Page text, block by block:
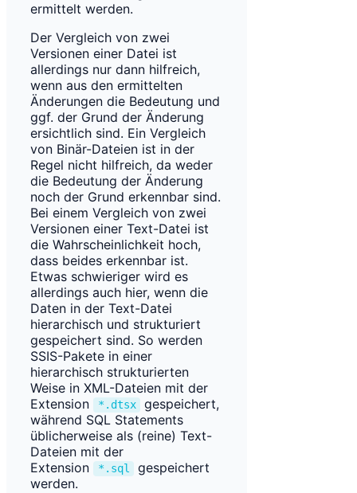
ermittelt werden.
Der Vergleich von zwei
Versionen einer Datei ist
allerdings nur dann hilfreich,
wenn aus den ermittelten
Änderungen die Bedeutung und
ggf. der Grund der Änderung
ersichtlich sind. Ein Vergleich
von Binär-Dateien ist in der
Regel nicht hilfreich, da weder
die Bedeutung der Änderung
noch der Grund erkennbar sind.
Bei einem Vergleich von zwei
Versionen einer Text-Datei ist
die Wahrscheinlichkeit hoch,
dass beides erkennbar ist.
Etwas schwieriger wird es
allerdings auch hier, wenn die
Daten in der Text-Datei
hierarchisch und strukturiert
gespeichert sind. So werden
SSIS-Pakete in einer
hierarchisch strukturierten
Weise in XML-Dateien mit der
Extension
*.dtsx
gespeichert,
während SQL Statements
üblicherweise als (reine) Text-
Dateien mit der
Extension
*.sql
gespeichert
werden.